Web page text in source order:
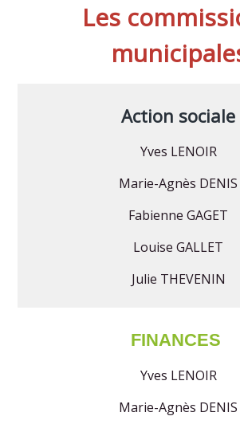
Les
Action sociale
Yves LENOIR
Marie-Agnès DENIS
Fabienne GAGET
Louise GALLET
Julie THEVENIN
FINANCES
Yves LENOIR
Marie-Agnès DENIS